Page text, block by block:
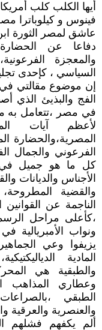
أيها الكلب كلب
فينوس و كيلوباترا
عاشق لمصر الثورة
دفاعا عن الحضارة
والمعجزة
السياسي ، كإحدى
إن موضوع مقالتي
الفج والبذيئ الذي
في مصر ،تتعامل به
لأعظم آيات
المصرية،والحضارة
الفرعوني والجمال
كل ما هو جميل في
الأجناس والديانات
والقضية
الناجمة عن القوانين
،كأعلى مراحل
ونواب الأمبريالية
يزيفوا وعي
المادية
والطبقية هي
وعطاري المذاهب
الطبقي
والعنصرية والعرقية
ألم يكفهم فشلهم